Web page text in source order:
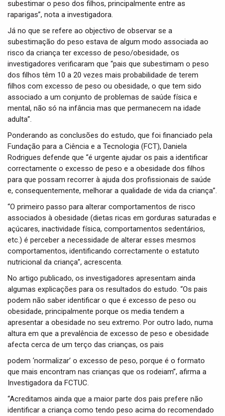
subestimar o peso dos filhos, principalmente entre as
raparigas”, nota a investigadora.
Já no que se refere ao objectivo de observar se a
subestimação do peso estava de algum modo associada ao
risco da criança ter excesso de peso/obesidade, os
investigadores verificaram que “pais que subestimam o peso
dos filhos têm 10 a 20 vezes mais probabilidade de terem
filhos com excesso de peso ou obesidade, o que tem sido
associado a um conjunto de problemas de saúde física e
mental, não só na infância mas que permanecem na idade
adulta”.
Ponderando as conclusões do estudo, que foi financiado pela
Fundação para a Ciência e a Tecnologia (FCT), Daniela
Rodrigues defende que “é urgente ajudar os pais a identificar
correctamente o excesso de peso e a obesidade dos filhos
para que possam recorrer à ajuda dos profissionais de saúde
e, consequentemente, melhorar a qualidade de vida da criança”.
“O primeiro passo para alterar comportamentos de risco
associados à obesidade (dietas ricas em gorduras saturadas e
açúcares, inactividade física, comportamentos sedentários,
etc.) é perceber a necessidade de alterar esses mesmos
comportamentos, identificando correctamente o estatuto
nutricional da criança”, acrescenta.
No artigo publicado, os investigadores apresentam ainda
algumas explicações para os resultados do estudo. “Os pais
podem não saber identificar o que é excesso de peso ou
obesidade, principalmente porque os media tendem a
apresentar a obesidade no seu extremo. Por outro lado, numa
altura em que a prevalência de excesso de peso e obesidade
afecta cerca de um terço das crianças, os pais
podem ‘normalizar’ o excesso de peso, porque é o formato
que mais encontram nas crianças que os rodeiam”, afirma a
Investigadora da FCTUC.
“Acreditamos ainda que a maior parte dos pais prefere não
identificar a criança como tendo peso acima do recomendado